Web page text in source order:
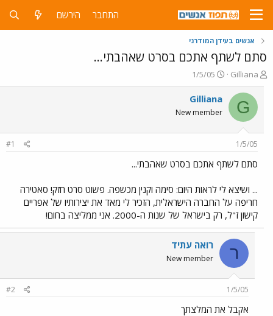
התחבר הירשם
אנשים בעידן המודרני
סתם לשתף אתכם בסרט שאהבתי...
פ
ו
ת
ח
ה
ש
א
Gilliana
פ
ו
ר
ס
ם
ר
ך
1/5/05
G
Gilliana
New member
1/5/05
#1
סתם לשתף אתכם בסרט שאהבתי...
... ושיצא לי לראות היום: סימה וקנין מכשפה. פשוט סרט חזק! סאטירה
חריפה על החברה הישראלית, הזכיר לי מאד את יצירותיו של אפריים
קישון ז"ל, רק בישראל של שנות ה-2000. אני ממליצה בחום!
ר רואה עתיד
New member
1/5/05
#2
אקבל את המלצתך